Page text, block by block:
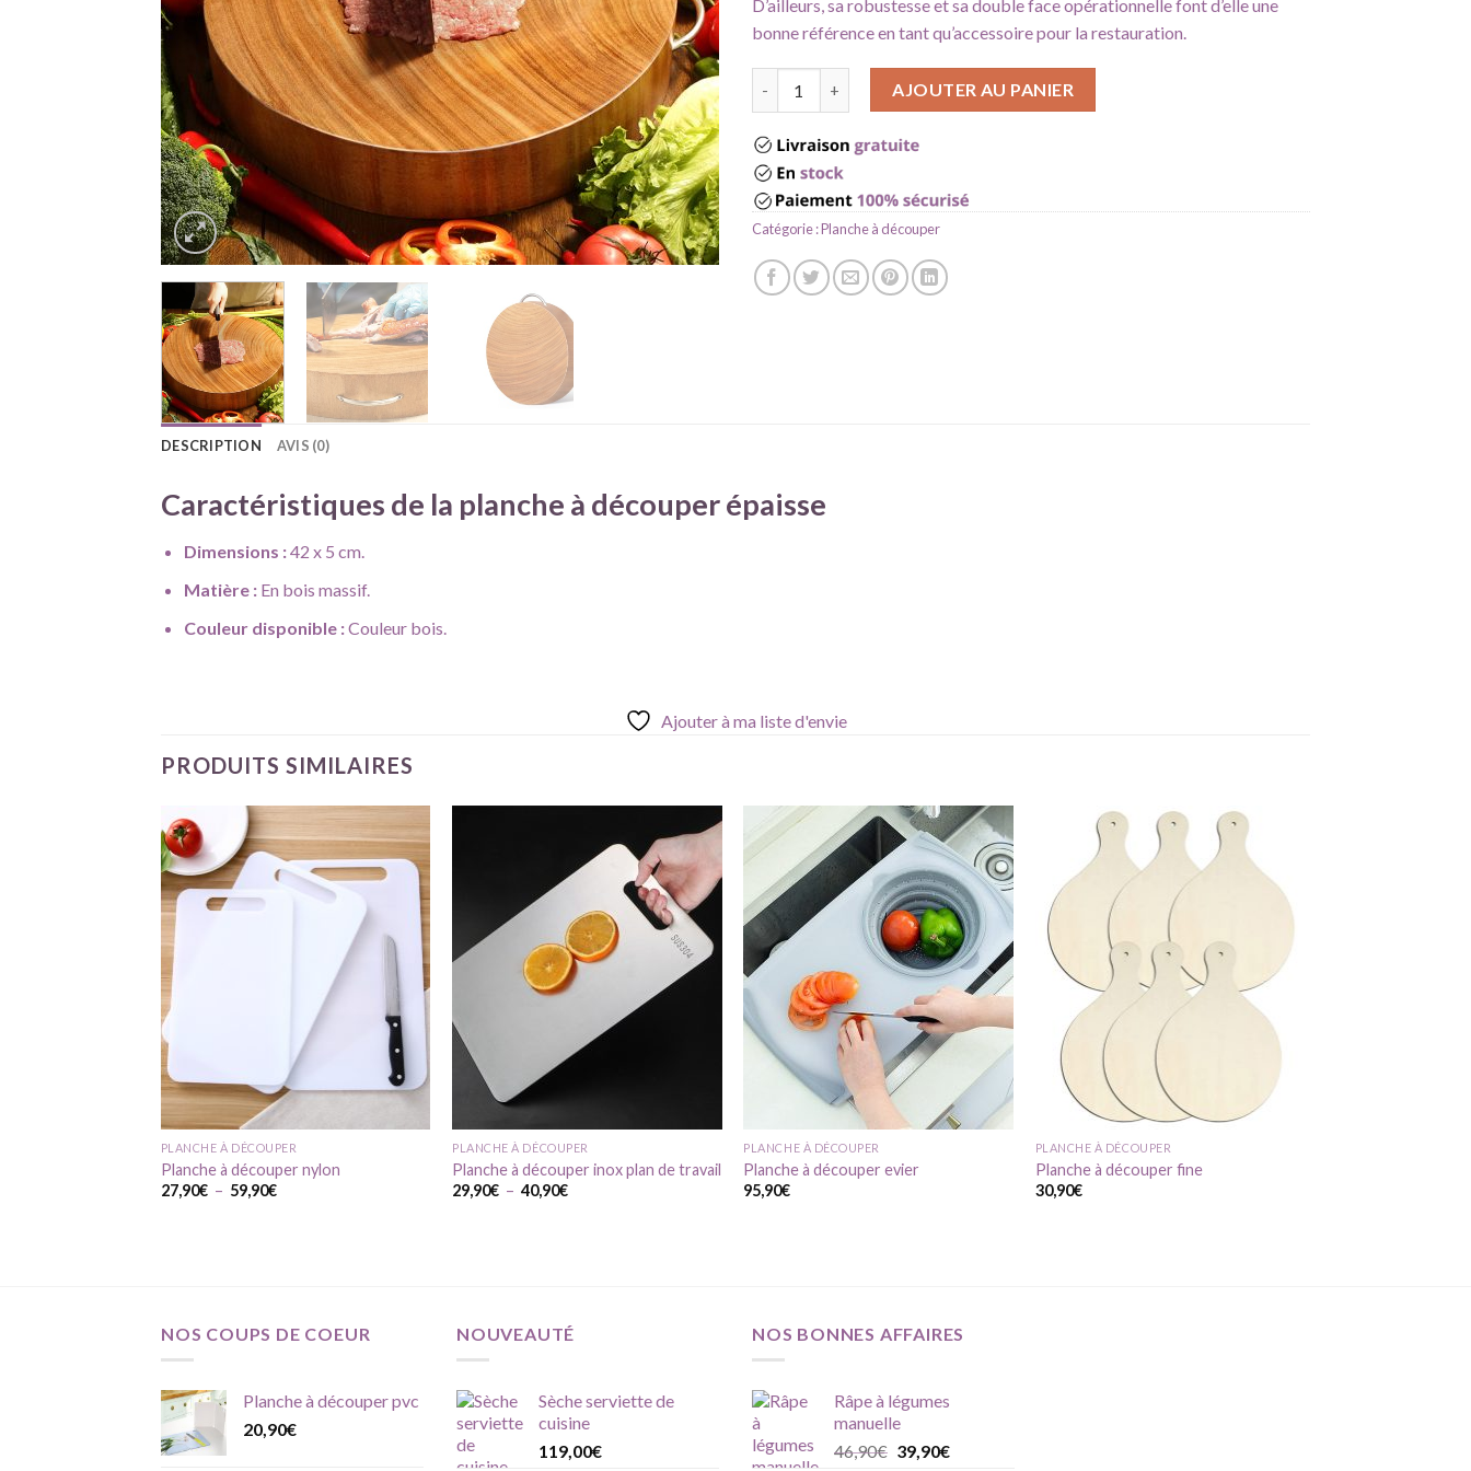
D’ailleurs, sa robustesse et sa double face opérationnelle font d’elle une
bonne référence en tant qu’accessoire pour la restauration.
AJOUTER AU PANIER
Catégorie :Planche à découper
DESCRIPTION AVIS (0)
Caractéristiques de la planche à découper épaisse
Dimensions :42 x 5 cm.
Matière : En bois massif.
Couleur disponible :Couleur bois.
Ajouter à ma liste d'envie
PRODUITS SIMILAIRES
liste
d'envie
PLANCHE À DÉCOUPER
Planche à découper nylon
27,90€ – 59,90€Plage
Ajouter
à ma
liste
d'envie
PLANCHE À DÉCOUPER
Planche à découper inox plan de travail
29,90€ – 40,90€Plage
Ajouter
à ma
liste
d'envie
PLANCHE À DÉCOUPER
Planche à découper evier
95,90€
Ajouter
PLANCHE À DÉCOUPER
Planche à découper fine
30,90€
NOS COUPS DE COEUR
Planche à découper pvc
20,90€
NOUVEAUTÉ
Sèche serviette de
cuisine
119,00€
NOS BONNES AFFAIRES
Râpe à légumes
manuelle
46,90€ Le
39,90€Le